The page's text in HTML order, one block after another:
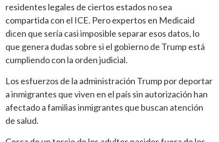
residentes legales de ciertos estados no sea
compartida con el ICE. Pero expertos en Medicaid
dicen que sería casi imposible separar esos datos, lo
que genera dudas sobre si el gobierno de Trump está
cumpliendo con la orden judicial.
Los esfuerzos de la administración Trump por deportar
a inmigrantes que viven en el país sin autorización han
afectado a familias inmigrantes que buscan atención
de salud.